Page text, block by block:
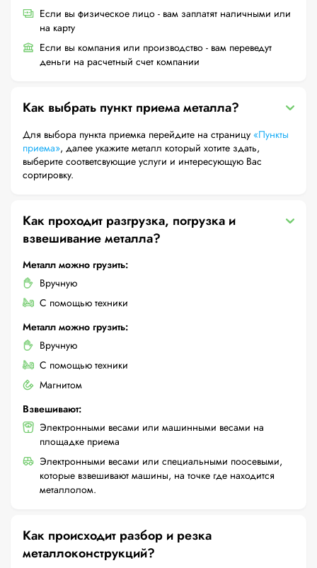
Если вы физическое лицо - вам заплатят наличными или
на карту
Если вы компания или производство - вам переведут
деньги на расчетный счет компании
Как выбрать пункт приема металла?
Для выбора пункта приемка перейдите на страницу «Пункты
приема», далее укажите металл который хотите здать,
выберите соответсвующие услуги и интересующую Вас
сортировку.
Как проходит разгрузка, погрузка и
взвешивание металла?
Металл можно грузить:
Вручную
С помощью техники
Металл можно грузить:
Вручную
С помощью техники
Магнитом
Взвешивают:
Электронными весами или машинными весами на
площадке приема
Электронными весами или специальными поосевыми,
которые взвешивают машины, на точке где находится
металлолом.
Как происходит разбор и резка
металлоконструкций?